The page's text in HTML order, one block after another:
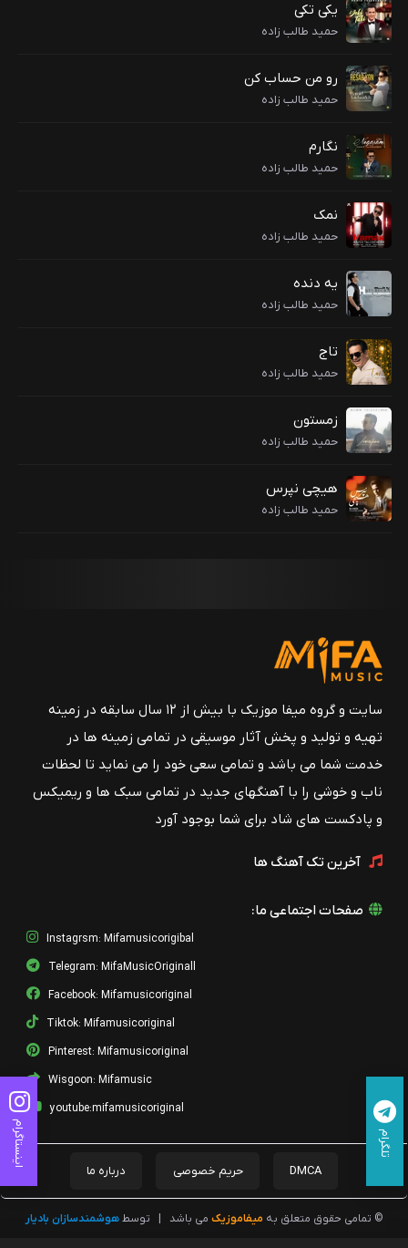
یکی تکی
حمید طالب زاده
رو من حساب کن
حمید طالب زاده
نگارم
حمید طالب زاده
نمک
حمید طالب زاده
یه دنده
حمید طالب زاده
تاج
حمید طالب زاده
زمستون
حمید طالب زاده
هیچی نپرس
حمید طالب زاده
سایت و گروه میفا موزیک با بیش از ۱۲ سال سابقه در زمینه
تهیه و تولید و پخش آثار موسیقی در تمامی زمینه ها در
خدمت شما می باشد و تمامی سعی خود را می نماید تا لحظات
ناب و خوشی را با آهنگهای جدید در تمامی سبک ها و ریمیکس
و پادکست های شاد برای شما بوجود آورد
آخرین تک آهنگ ها
صفحات اجتماعی ما:
Instagrsm: Mifamusicorigibal
Telegram: MifaMusicOriginall
Facebook: Mifamusicoriginal
Tiktok: Mifamusicoriginal
Pinterest: Mifamusicoriginal
Wisgoon: Mifamusic
youtube:mifamusicoriginal
DMCA حریم خصوصی درباره ما
© تمامی حقوق متعلق به میفاموزیک می باشد توسطهوشمندسازان بادیار
اینستاگرام تلگرام